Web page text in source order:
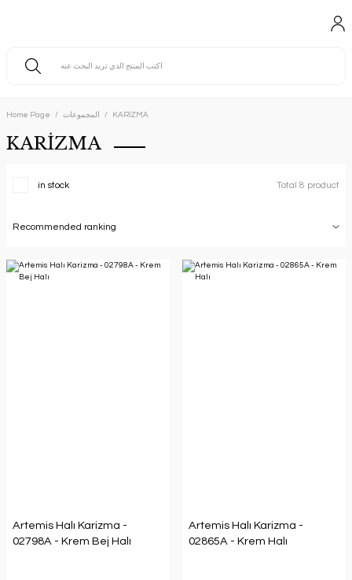
Home Page المجموعات KARİZMA
KARİZMA
in stock Total 8 product
Artemis Halı Karizma -
02798A - Krem Bej Halı
Artemis Halı Karizma -
02865A - Krem Halı